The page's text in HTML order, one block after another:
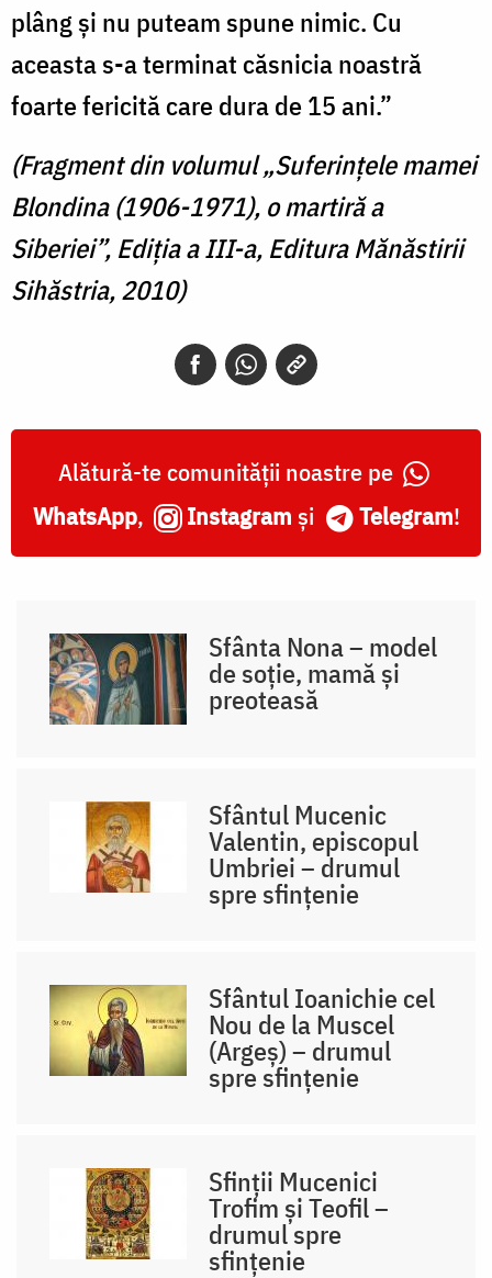
plâng şi nu puteam spune nimic. Cu
aceasta s-a terminat căsnicia noastră
foarte fericită care dura de 15 ani.”
(Fragment din volumul „Suferințele mamei
Blondina (1906-1971), o martiră a
Siberiei”, Ediția a III-a, Editura Mănăstirii
Sihăstria, 2010)
Alătură-te comunității noastre pe
WhatsApp, Instagram și Telegram!
Sfânta Nona – model
de soție, mamă și
preoteasă
Sfântul Mucenic
Valentin, episcopul
Umbriei – drumul
spre sfințenie
Sfântul Ioanichie cel
Nou de la Muscel
(Argeș) – drumul
spre sfințenie
Sfinții Mucenici
Trofim și Teofil –
drumul spre
sfințenie